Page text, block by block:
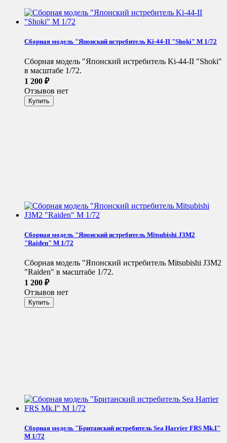
Сборная модель "Японский истребитель Ki-44-II "Shoki" М 1/72
Сборная модель "Японский истребитель Ki-44-II "Shoki"
в масштабе 1/72.
1 200 ₽
Отзывов нет
Сборная модель "Японский истребитель Mitsubishi J3M2
"Raiden" М 1/72
Сборная модель "Японский истребитель Mitsubishi J3M2
"Raiden" в масштабе 1/72.
1 200 ₽
Отзывов нет
Сборная модель "Британский истребитель Sea Harrier FRS Mk.I"
М 1/72